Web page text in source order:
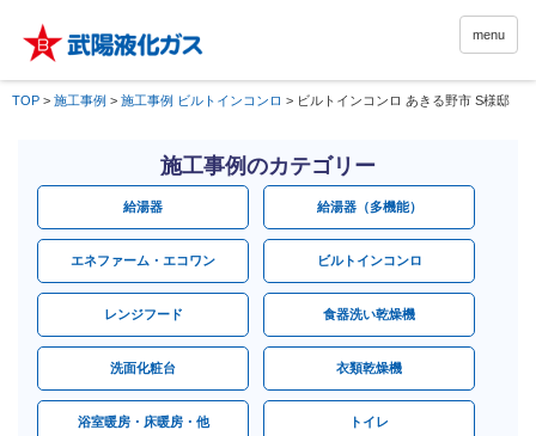
menu
TOP > 施工事例 > 施工事例 ビルトインコンロ > ビルトインコンロ あきる野市 S様邸
施工事例のカテゴリー
給湯器 給湯器（多機能）
エネファーム・エコワン ビルトインコンロ
レンジフード 食器洗い乾燥機
洗面化粧台 衣類乾燥機
浴室暖房・床暖房・他 トイレ